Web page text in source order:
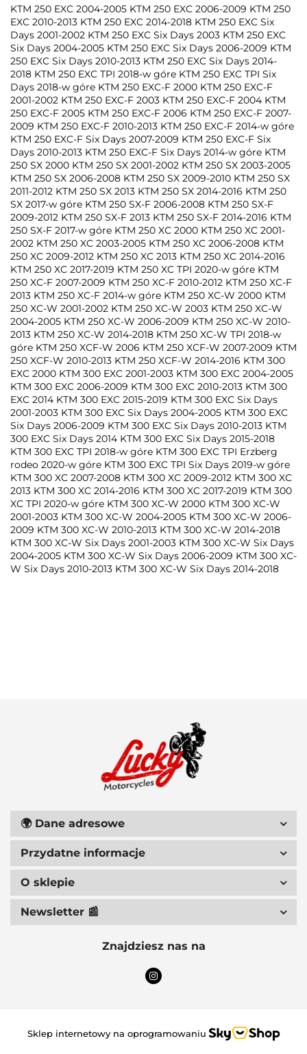
KTM 250 EXC 2004-2005 KTM 250 EXC 2006-2009 KTM 250
EXC 2010-2013 KTM 250 EXC 2014-2018 KTM 250 EXC Six
Days 2001-2002 KTM 250 EXC Six Days 2003 KTM 250 EXC
Six Days 2004-2005 KTM 250 EXC Six Days 2006-2009 KTM
250 EXC Six Days 2010-2013 KTM 250 EXC Six Days 2014-
2018 KTM 250 EXC TPI 2018-w góre KTM 250 EXC TPI Six
Days 2018-w góre KTM 250 EXC-F 2000 KTM 250 EXC-F
2001-2002 KTM 250 EXC-F 2003 KTM 250 EXC-F 2004 KTM
250 EXC-F 2005 KTM 250 EXC-F 2006 KTM 250 EXC-F 2007-
2009 KTM 250 EXC-F 2010-2013 KTM 250 EXC-F 2014-w góre
KTM 250 EXC-F Six Days 2007-2009 KTM 250 EXC-F Six
Days 2010-2013 KTM 250 EXC-F Six Days 2014-w góre KTM
250 SX 2000 KTM 250 SX 2001-2002 KTM 250 SX 2003-2005
KTM 250 SX 2006-2008 KTM 250 SX 2009-2010 KTM 250 SX
2011-2012 KTM 250 SX 2013 KTM 250 SX 2014-2016 KTM 250
SX 2017-w góre KTM 250 SX-F 2006-2008 KTM 250 SX-F
2009-2012 KTM 250 SX-F 2013 KTM 250 SX-F 2014-2016 KTM
250 SX-F 2017-w góre KTM 250 XC 2000 KTM 250 XC 2001-
2002 KTM 250 XC 2003-2005 KTM 250 XC 2006-2008 KTM
250 XC 2009-2012 KTM 250 XC 2013 KTM 250 XC 2014-2016
KTM 250 XC 2017-2019 KTM 250 XC TPI 2020-w góre KTM
250 XC-F 2007-2009 KTM 250 XC-F 2010-2012 KTM 250 XC-F
2013 KTM 250 XC-F 2014-w góre KTM 250 XC-W 2000 KTM
250 XC-W 2001-2002 KTM 250 XC-W 2003 KTM 250 XC-W
2004-2005 KTM 250 XC-W 2006-2009 KTM 250 XC-W 2010-
2013 KTM 250 XC-W 2014-2018 KTM 250 XC-W TPI 2018-w
góre KTM 250 XCF-W 2006 KTM 250 XCF-W 2007-2009 KTM
250 XCF-W 2010-2013 KTM 250 XCF-W 2014-2016 KTM 300
EXC 2000 KTM 300 EXC 2001-2003 KTM 300 EXC 2004-2005
KTM 300 EXC 2006-2009 KTM 300 EXC 2010-2013 KTM 300
EXC 2014 KTM 300 EXC 2015-2019 KTM 300 EXC Six Days
2001-2003 KTM 300 EXC Six Days 2004-2005 KTM 300 EXC
Six Days 2006-2009 KTM 300 EXC Six Days 2010-2013 KTM
300 EXC Six Days 2014 KTM 300 EXC Six Days 2015-2018
KTM 300 EXC TPI 2018-w góre KTM 300 EXC TPI Erzberg
rodeo 2020-w góre KTM 300 EXC TPI Six Days 2019-w góre
KTM 300 XC 2007-2008 KTM 300 XC 2009-2012 KTM 300 XC
2013 KTM 300 XC 2014-2016 KTM 300 XC 2017-2019 KTM 300
XC TPI 2020-w góre KTM 300 XC-W 2000 KTM 300 XC-W
2001-2003 KTM 300 XC-W 2004-2005 KTM 300 XC-W 2006-
2009 KTM 300 XC-W 2010-2013 KTM 300 XC-W 2014-2018
KTM 300 XC-W Six Days 2001-2003 KTM 300 XC-W Six Days
2004-2005 KTM 300 XC-W Six Days 2006-2009 KTM 300 XC-
W Six Days 2010-2013 KTM 300 XC-W Six Days 2014-2018
ACCEL
🌍 Dane adresowe
Przydatne informacje
O sklepie
Newsletter 📰
Znajdziesz nas na
Sklep internetowy na oprogramowaniu